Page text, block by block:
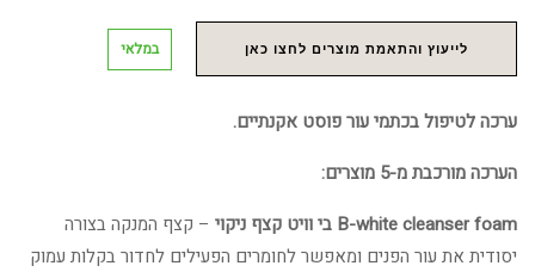
לייעוץ והתאמת מוצרים לחצו כאן במלאי
ערכה לטיפול בכתמי עור פוסט אקנתיים.
הערכה מורכבת מ-5 מוצרים:
B-white cleanser foam בי וויט קצף ניקוי
– קצף המנקה בצורה
יסודית את עור הפנים ומאפשר לחומרים הפעילים לחדור בקלות עמוק